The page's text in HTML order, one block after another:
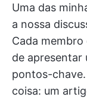
Uma das
a nossa
Cada membro
de apresentar
pontos-
coisa: um